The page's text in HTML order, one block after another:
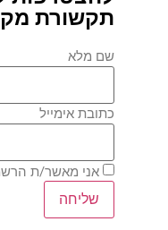
תקשורת
שם מלא
כתובת אימייל
אני מאשר/ת